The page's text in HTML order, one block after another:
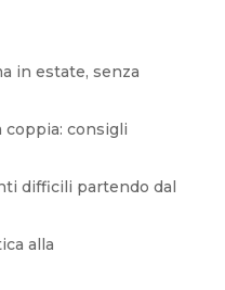
in estate, senza
coppia: consigli
difficili partendo dal
alla